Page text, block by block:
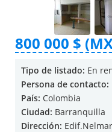
800 000 $
Tipo de listado: En
Persona de contacto:
País: Colombia
Ciudad: Barranquilla
Dirección: